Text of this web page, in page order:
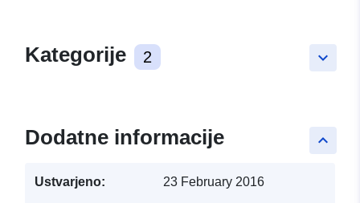
keyboard_arrow_down
Kategorije 2
keyboard_arrow_up
Dodatne informacije
Ustvarjeno: 23 February 2016